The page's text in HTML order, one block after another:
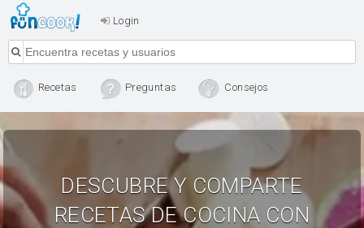
Login
Recetas Preguntas Consejos
DESCUBRE Y COMPARTE
RECETAS DE COCINA CON